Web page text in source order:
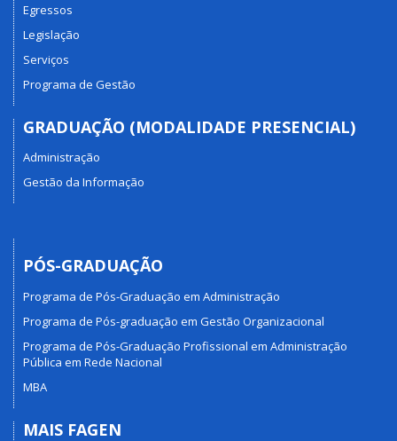
Egressos
Legislação
Serviços
Programa de Gestão
GRADUAÇÃO (MODALIDADE PRESENCIAL)
Administração
Gestão da Informação
PÓS-GRADUAÇÃO
Programa de Pós-Graduação em Administração
Programa de Pós-graduação em Gestão Organizacional
Programa de Pós-Graduação Profissional em Administração
Pública em Rede Nacional
MBA
MAIS FAGEN